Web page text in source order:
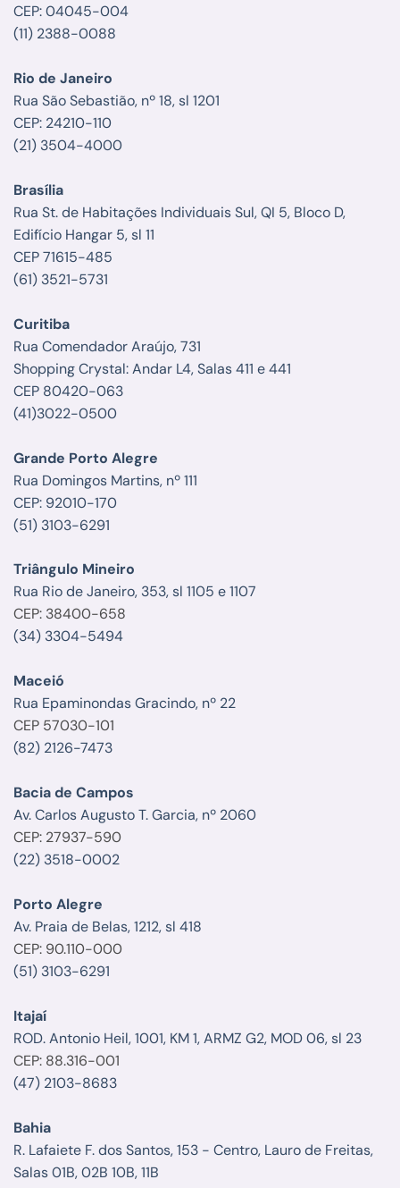
CEP: 04045-004
(11) 2388-0088
Rio de Janeiro
Rua São Sebastião, nº 18, sl 1201
CEP: 24210-110
(21) 3504-4000
Brasília
Rua St. de Habitações Individuais Sul, QI 5, Bloco D,
Edifício Hangar 5, sl 11
CEP 71615-485
(61) 3521-5731
Curitiba
Rua Comendador Araújo, 731
Shopping Crystal: Andar L4, Salas 411 e 441
CEP 80420-063
(41)3022-0500
Grande Porto Alegre
Rua Domingos Martins, nº 111
CEP: 92010-170
(51) 3103-6291
Triângulo Mineiro
Rua Rio de Janeiro, 353, sl 1105 e 1107
CEP: 38400-658
(34) 3304-5494
Maceió
Rua Epaminondas Gracindo, nº 22
CEP 57030-101
(82) 2126-7473
Bacia de Campos
Av. Carlos Augusto T. Garcia, nº 2060
CEP: 27937-590
(22) 3518-0002
Porto Alegre
Av. Praia de Belas, 1212, sl 418
CEP: 90.110-000
(51) 3103-6291
Itajaí
ROD. Antonio Heil, 1001, KM 1, ARMZ G2, MOD 06, sl 23
CEP: 88.316-001
(47) 2103-8683
Bahia
R. Lafaiete F. dos Santos, 153 - Centro, Lauro de Freitas,
Salas 01B, 02B 10B, 11B